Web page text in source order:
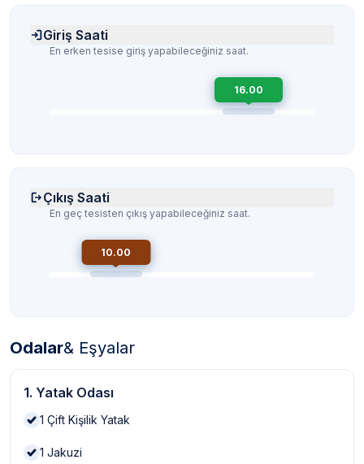
Giriş Saati
En erken tesise giriş yapabileceğiniz saat.
16.00
Çıkış Saati
En geç tesisten çıkış yapabileceğiniz saat.
10.00
Odalar& Eşyalar
1. Yatak Odası
1 Çift Kişilik Yatak
1 Jakuzi